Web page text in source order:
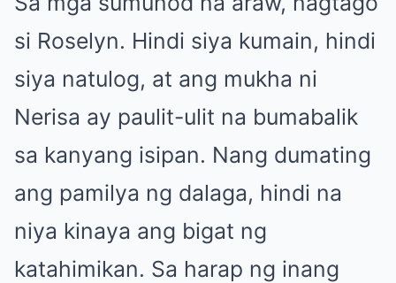
si Roselyn. Hindi siya kumain, hindi
siya natulog, at ang mukha ni
Nerisa ay paulit-ulit na bumabalik
sa kanyang isipan. Nang dumating
ang pamilya ng dalaga, hindi na
niya kinaya ang bigat ng
katahimikan. Sa harap ng inang